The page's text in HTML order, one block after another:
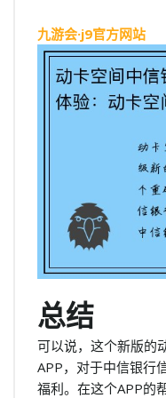
九游会·j9官方网站
总结
可以说，这个新版的
APP，对于中信银行
福利。在这个APP的